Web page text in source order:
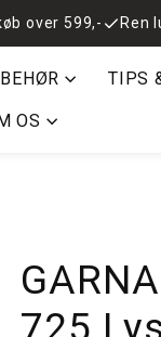
over 599,- Ren
TIPS
OS